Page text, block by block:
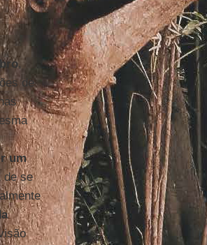
,
de
um
de se